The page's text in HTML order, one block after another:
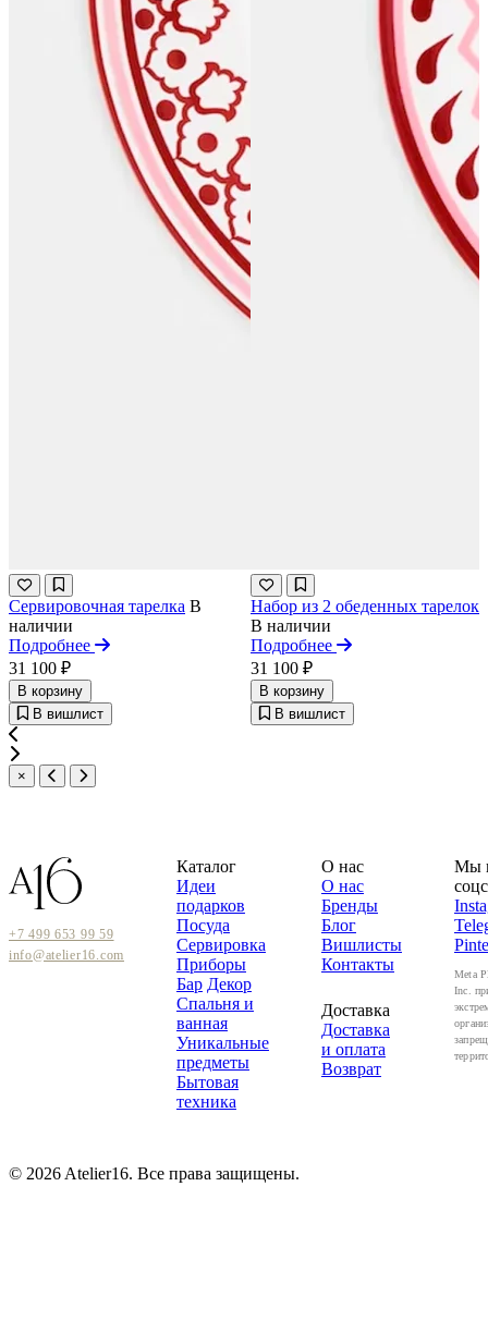
Сервировочная тарелка В
наличии
Подробнее
31 100 ₽
В корзину
В вишлист
Набор из 2 обеденных тарелок
В наличии
Подробнее
31 100 ₽
В корзину
В вишлист
×
+7 499 653 99 59
info@atelier16.com
Каталог
Идеи
подарков
Посуда
Сервировка
Приборы
Бар Декор
Спальня и
ванная
Уникальные
предметы
Бытовая
техника
О нас
О нас
Бренды
Блог
Вишлисты
Контакты
Доставка
Доставка
и оплата
Возврат
Мы
Meta
Inc.
© 2026 Atelier16. Все права защищены.